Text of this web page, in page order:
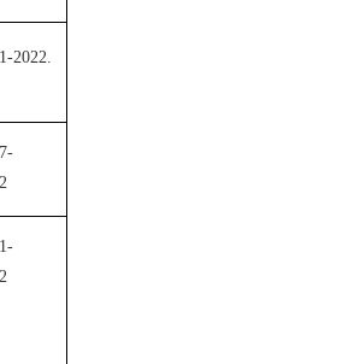
2022.